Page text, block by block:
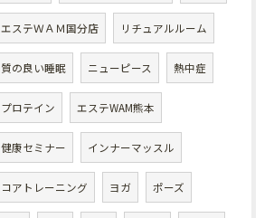
エステＷＡＭ国分店 リチュアルルーム
質の良い睡眠 ニューピース 熱中症
プロテイン エステWAM熊本
健康セミナー インナーマッスル
コアトレーニング ヨガ ポーズ